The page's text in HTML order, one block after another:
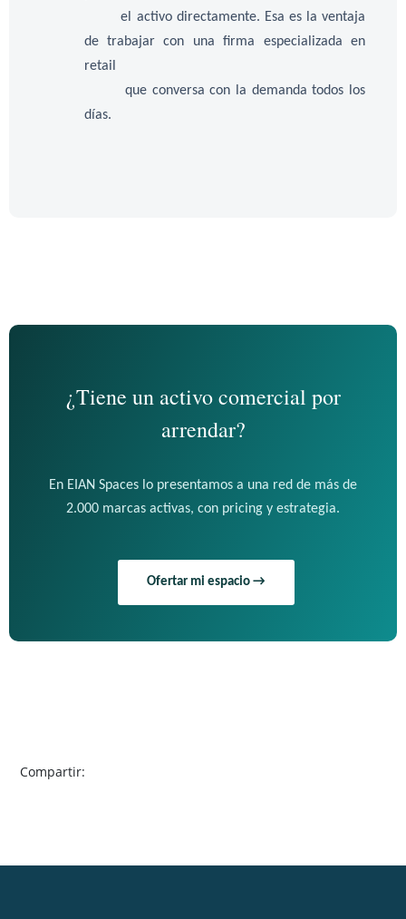
el activo directamente. Esa es la ventaja
de trabajar con una firma especializada en
retail
que conversa con la demanda todos los
días.
¿Tiene un activo comercial por
arrendar?
En EIAN Spaces lo presentamos a una red de más de
2.000 marcas activas, con pricing y estrategia.
Ofertar mi espacio →
Compartir: